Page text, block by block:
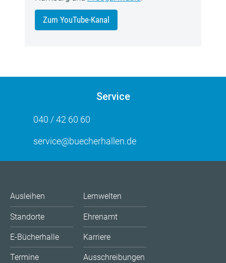
Zum YouTube-Kanal
Service
040 / 42 60 60
service@buecherhallen.de
Ausleihen
Standorte
E-Bücherhalle
Termine
Lernwelten
Ehrenamt
Karriere
Ausschreibungen